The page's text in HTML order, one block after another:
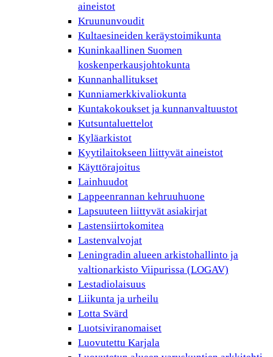
aineistot
Kruununvoudit
Kultaesineiden keräystoimikunta
Kuninkaallinen Suomen
koskenperkausjohtokunta
Kunnanhallitukset
Kunniamerkkivaliokunta
Kuntakokoukset ja kunnanvaltuustot
Kutsuntaluettelot
Kyläarkistot
Kyytilaitokseen liittyvät aineistot
Käyttörajoitus
Lainhuudot
Lappeenrannan kehruuhuone
Lapsuuteen liittyvät asiakirjat
Lastensiirtokomitea
Lastenvalvojat
Leningradin alueen arkistohallinto ja
valtionarkisto Viipurissa (LOGAV)
Lestadiolaisuus
Liikunta ja urheilu
Lotta Svärd
Luotsiviranomaiset
Luovutettu Karjala